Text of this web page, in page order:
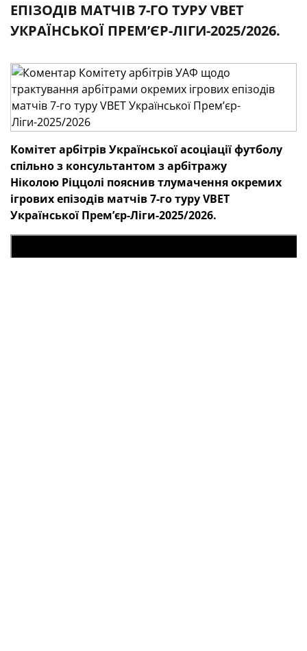
ЕПІЗОДІВ МАТЧІВ 7-ГО ТУРУ VBET
УКРАЇНСЬКОЇ ПРЕМʼЄР-ЛІГИ-2025/2026.
Комітет арбітрівУкраїнської асоціації футболу
спільно з консультантом з арбітражу
Ніколою Ріццолі пояснив тлумачення окремих
ігрових епізодів матчів 7-готуруVBET
Української Премʼєр-Ліги-2025/2026.